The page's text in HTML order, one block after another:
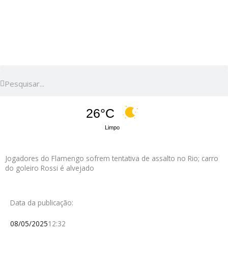
26°C
Limpo
Jogadores do Flamengo sofrem tentativa de assalto no Rio; carro
do goleiro Rossi é alvejado
Data da publicação:
08/05/202512:32